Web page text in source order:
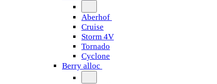
Aberhof
Cruise
Storm 4V
Tornado
Сyclone
Berry alloc